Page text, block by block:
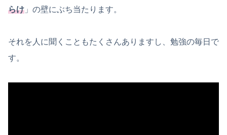
らけ 」の壁にぶち当たります。
それを人に聞くこともたくさんありますし、勉強の毎日で
す。